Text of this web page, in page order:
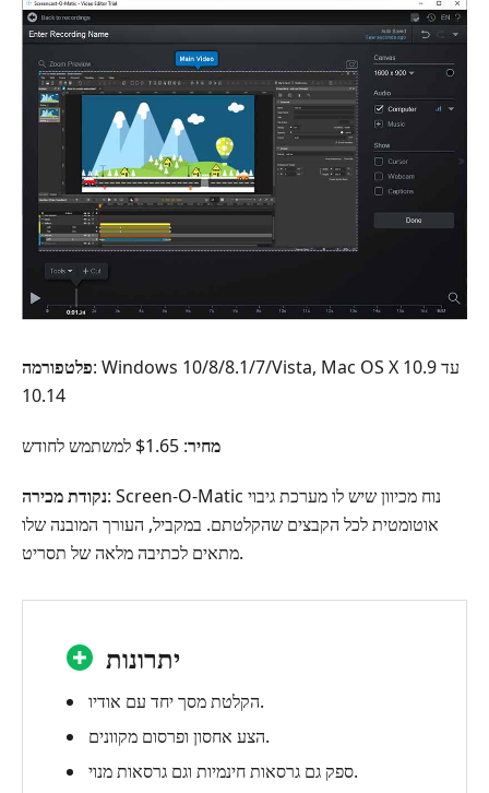
פלטפורמה: Windows 10/8/8.1/7/Vista, ‏Mac OS X 10.9 עד
10.14
מחיר: $1.65 למשתמש לחודש
נקודת מכירה: Screen-O-Matic נוח מכיוון שיש לו מערכת גיבוי
אוטומטית לכל הקבצים שהקלטתם. במקביל, העורך המובנה שלו
מתאים לכתיבה מלאה של תסריט.
יתרונות
הקלטת מסך יחד עם אודיו.
הצע אחסון ופרסום מקוונים.
ספק גם גרסאות חינמיות וגם גרסאות מנוי.